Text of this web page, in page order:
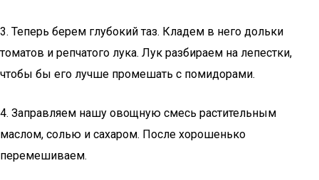
3. Теперь берем глубокий таз. Кладем в него дольки
томатов и репчатого лука. Лук разбираем на лепестки,
чтобы бы его лучше промешать с помидорами.
4. Заправляем нашу овощную смесь растительным
маслом, солью и сахаром. После хорошенько
перемешиваем.